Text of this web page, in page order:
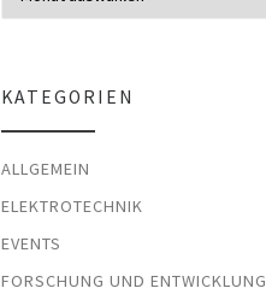
KATEGORIEN
ALLGEMEIN
ELEKTROTECHNIK
EVENTS
FORSCHUNG UND ENTWICKLUNG